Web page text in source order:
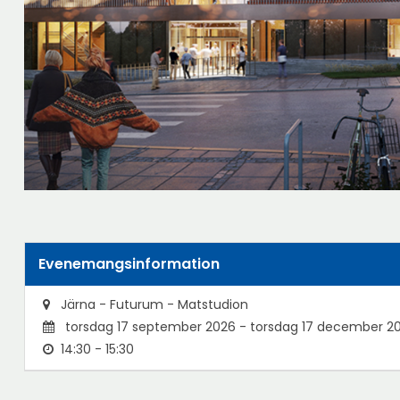
Evenemangsinformation
Järna - Futurum - Matstudion
torsdag 17 september 2026 - torsdag 17 december
14:30 - 15:30